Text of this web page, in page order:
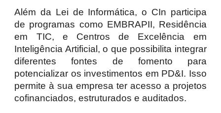
Além da Lei de Informática, o CIn participa
de programas como EMBRAPII, Residência
em TIC, e Centros de Excelência em
Inteligência Artificial, o que possibilita integrar
diferentes fontes de fomento para
potencializar os investimentos em PD&I. Isso
permite à sua empresa ter acesso a projetos
cofinanciados, estruturados e auditados.